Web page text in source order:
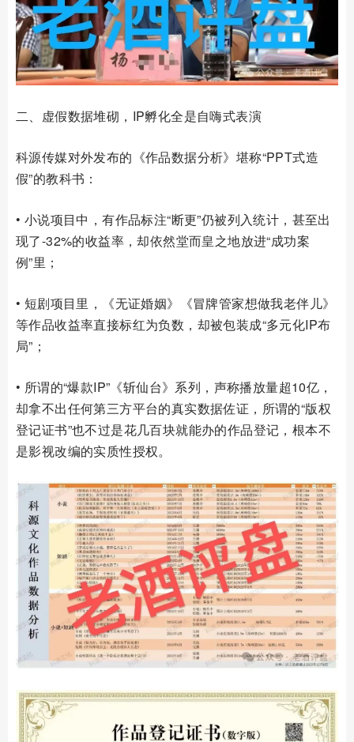
二、虚假数据堆砌，IP孵化全是自嗨式表演
科源传媒对外发布的《作品数据分析》堪称“PPT式造
假”的教科书：
• 小说项目中，有作品标注“断更”仍被列入统计，甚至出
现了-32%的收益率，却依然堂而皇之地放进“成功案
例”里；
• 短剧项目里，《无证婚姻》《冒牌管家想做我老伴儿》
等作品收益率直接标红为负数，却被包装成“多元化IP布
局”；
• 所谓的“爆款IP”《斩仙台》系列，声称播放量超10亿，
却拿不出任何第三方平台的真实数据佐证，所谓的“版权
登记证书”也不过是花几百块就能办的作品登记，根本不
是影视改编的实质性授权。